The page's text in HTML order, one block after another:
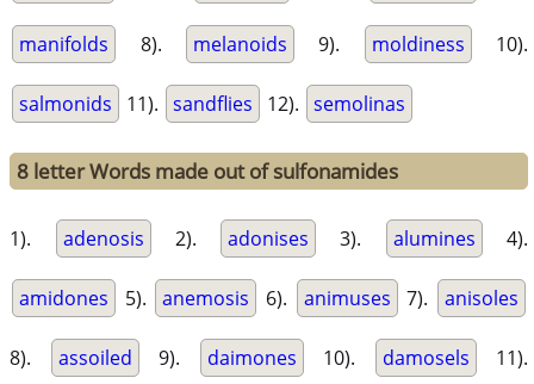
manifolds 8). melanoids 9). moldiness 10).
salmonids 11). sandflies 12). semolinas
8 letter Words made out of sulfonamides
1). adenosis 2). adonises 3). alumines 4).
amidones 5). anemosis 6). animuses 7). anisoles
8). assoiled 9). daimones 10). damosels 11).